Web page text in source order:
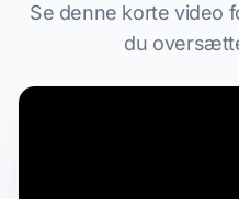
Se denne korte video
du